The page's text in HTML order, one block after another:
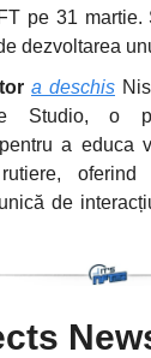
pe 31 martie.
dezvoltarea
a deschis
Studio, o
a educa
rutiere,
de